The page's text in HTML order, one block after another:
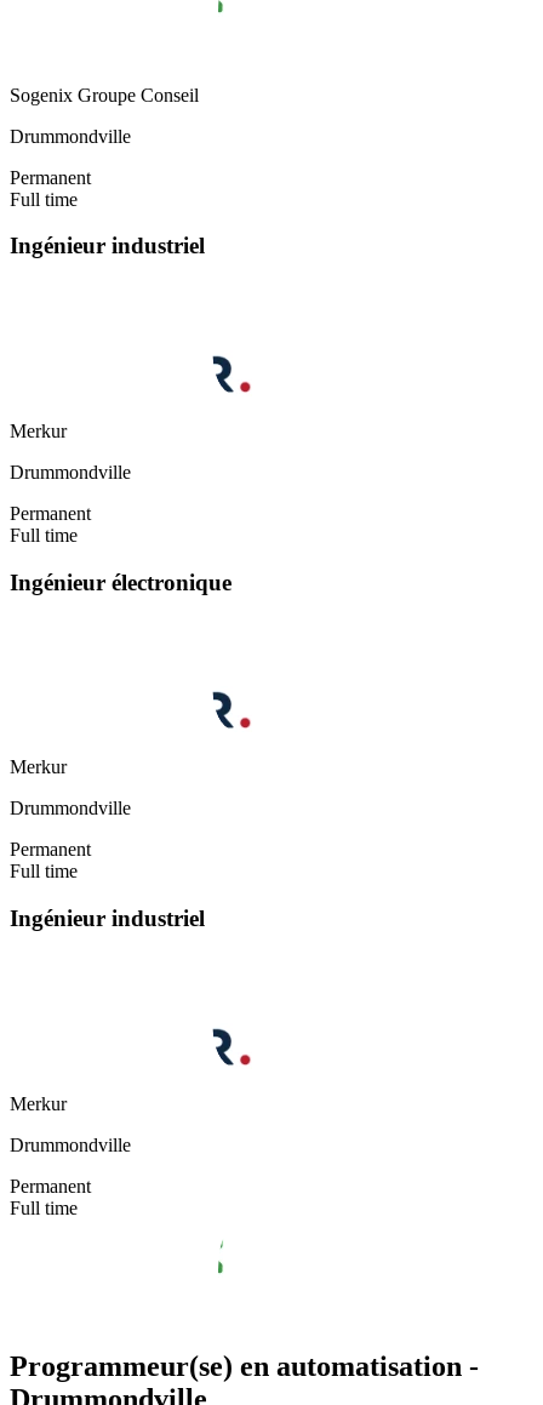
Sogenix Groupe Conseil
Drummondville
Permanent
Full time
Ingénieur industriel
Merkur
Drummondville
Permanent
Full time
Ingénieur électronique
Merkur
Drummondville
Permanent
Full time
Ingénieur industriel
Merkur
Drummondville
Permanent
Full time
Programmeur(se) en automatisation -